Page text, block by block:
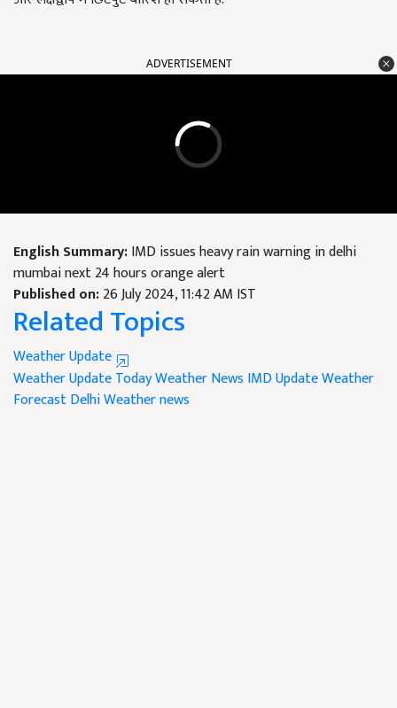
ADVERTISEMENT
English Summary:IMD issues heavy rain warning in delhi
mumbai next 24 hours orange alert
Published on:26 July 2024, 11:42 AM IST
Related Topics
Weather Update
Weather UpdateToday Weather News IMD UpdateWeather
ForecastDelhi Weather news